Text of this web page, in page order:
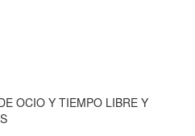
OCIO Y TIEMPO LIBRE Y